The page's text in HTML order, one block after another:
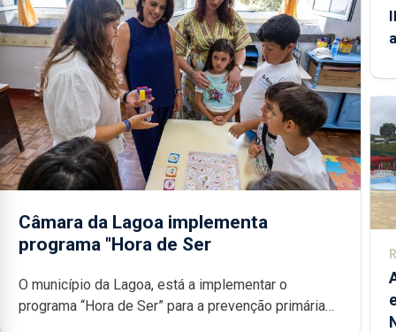
Câmara da Lagoa implementa
programa "Hora de Ser
O município da Lagoa, está a implementar o
programa “Hora de Ser” para a prevenção primária